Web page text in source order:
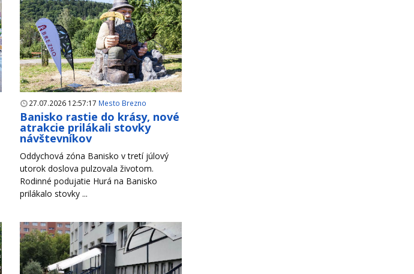
27.07.2026 12:57:17 Mesto Brezno
Banisko rastie do krásy, nové
atrakcie prilákali stovky
návštevníkov
Oddychová zóna Banisko v tretí júlový
utorok doslova pulzovala životom.
Rodinné podujatie Hurá na Banisko
prilákalo stovky ...